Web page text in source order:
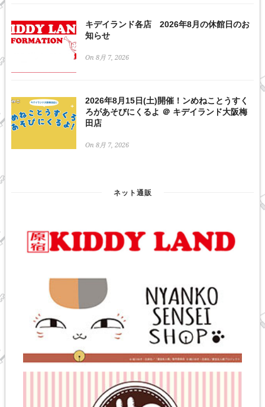
キデイランド各店 2026年8月の休館日のお
知らせ
On 8月 7, 2026
2026年8月15日(土)開催！ンめねことうすく
ろがあそびにくるよ ＠ キデイランド大阪梅
田店
On 8月 7, 2026
ネット通販